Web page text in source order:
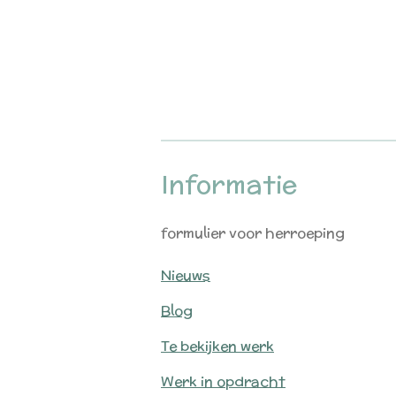
Informatie
formulier voor herroeping
Nieuws
Blog
Te bekijken werk
Werk in opdracht